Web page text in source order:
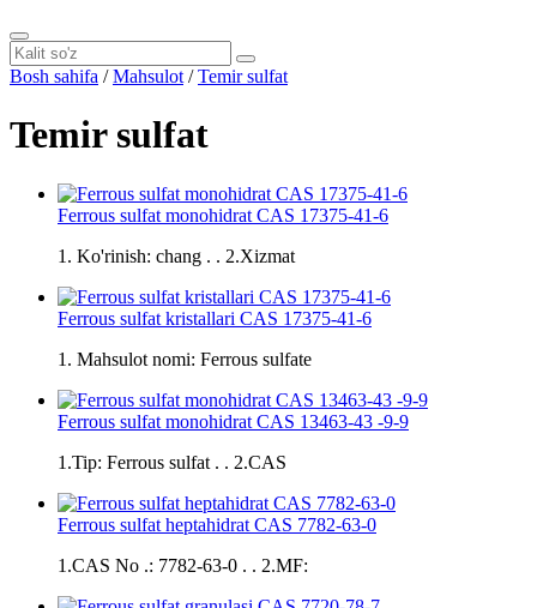
Bosh sahifa /Mahsulot /Temir sulfat
Temir sulfat
Ferrous sulfat monohidrat CAS 17375-41-6
1. Ko'rinish: chang . . 2.Xizmat
Ferrous sulfat kristallari CAS 17375-41-6
1. Mahsulot nomi: Ferrous sulfate
Ferrous sulfat monohidrat CAS 13463-43 -9-9
1.Tip: Ferrous sulfat . . 2.CAS
Ferrous sulfat heptahidrat CAS 7782-63-0
1.CAS No .: 7782-63-0 . . 2.MF: